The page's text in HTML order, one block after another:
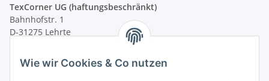
TexCorner UG (haftungsbeschränkt)
Bahnhofstr. 1
D-31275 Lehrte
von 09:00 - 13:00 Uhr
Wie wir Cookies & Co nutzen